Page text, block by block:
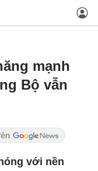
mạnh
Bộ vẫn
với nền